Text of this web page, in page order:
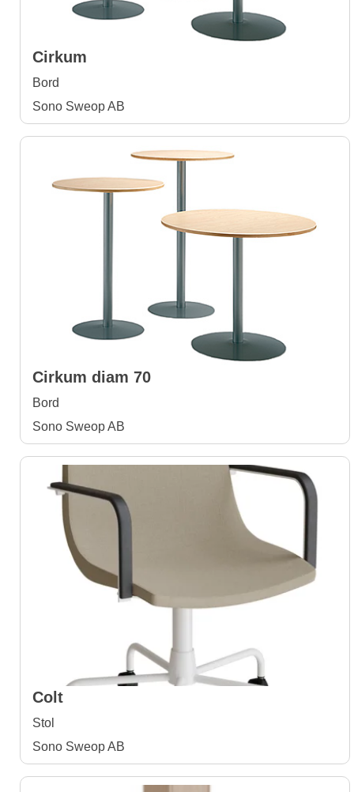
Cirkum
Bord
Sono Sweop AB
Cirkum diam 70
Bord
Sono Sweop AB
Colt
Stol
Sono Sweop AB